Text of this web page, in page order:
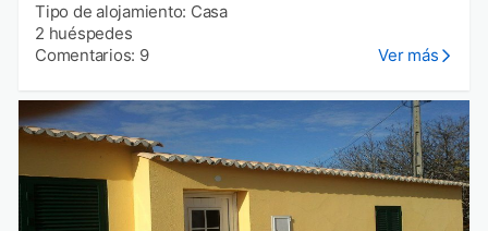
Tipo de alojamiento: Casa
2 huéspedes
Comentarios: 9
Ver más